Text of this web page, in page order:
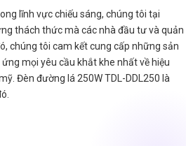
lĩnh vực chiếu sáng, chúng tôi tại
thách thức mà các nhà đầu tư và quản
chúng tôi cam kết cung cấp những sản
mọi yêu cầu khắt khe nhất về hiệu
Đèn đường lá 250W TDL-DDL250 là